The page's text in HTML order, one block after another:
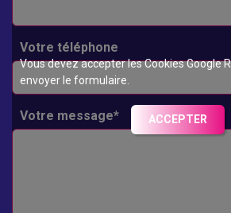
Vous devez accepter les Cookies Google
envoyer le formulaire.
ACCEPTER
Votre téléphone
Votre message*